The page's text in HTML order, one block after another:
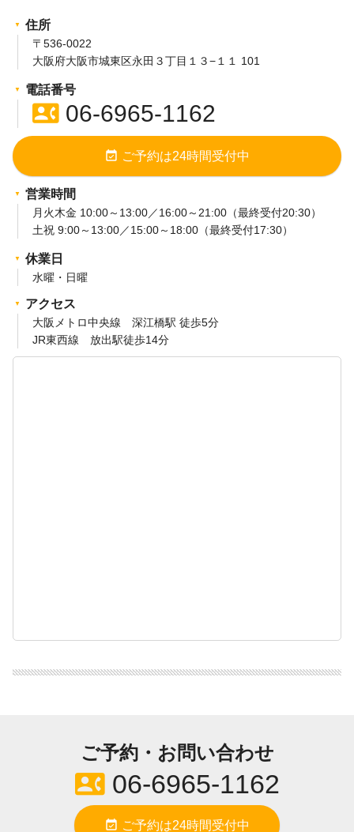
住所
〒536-0022
大阪府大阪市城東区永田３丁目１３−１１ 101
電話番号
contact_phone06-6965-1162
event_available ご予約は24時間受付中
営業時間
月火木金 10:00～13:00／16:00～21:00（最終受付20:30）
土祝 9:00～13:00／15:00～18:00（最終受付17:30）
休業日
水曜・日曜
アクセス
大阪メトロ中央線 深江橋駅 徒歩5分
JR東西線 放出駅徒歩14分
ご予約・お問い合わせ
contact_phone06-6965-1162
event_available ご予約は24時間受付中